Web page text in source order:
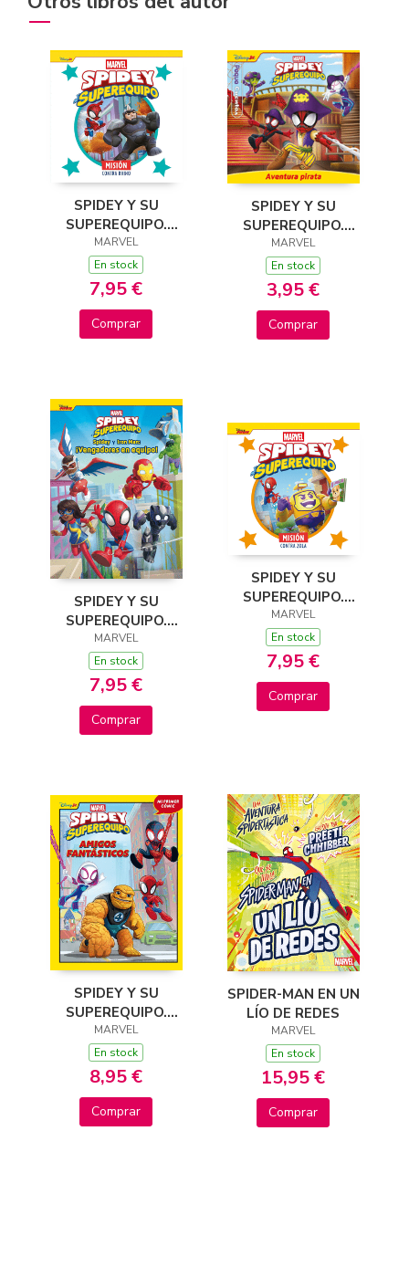
SPIDEY Y SU
SUPEREQUIPO.
MISIÓN CONTRA
RHINO
MARVEL
En stock
7,95 €
Comprar
SPIDEY Y SU
SUPEREQUIPO.
AVENTURA PIRATA.
PEQUECUENTOS
MARVEL
En stock
3,95 €
Comprar
SPIDEY Y SU
SUPEREQUIPO.
SPIDEY Y IRON MAN:
¡VENGADORES EN
EQUIPO!
MARVEL
En stock
7,95 €
Comprar
SPIDEY Y SU
SUPEREQUIPO.
MISIÓN CONTRA
ZOLA
MARVEL
En stock
7,95 €
Comprar
SPIDEY Y SU
SUPEREQUIPO.
AMIGOS
FANTASTICOS
MARVEL
En stock
8,95 €
Comprar
SPIDER-MAN EN UN
LÍO DE REDES
MARVEL
En stock
15,95 €
Comprar